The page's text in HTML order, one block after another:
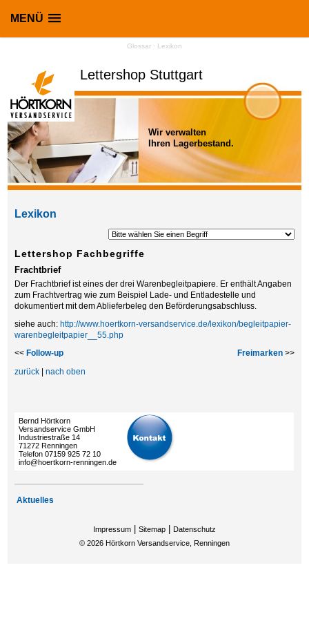
MENÜ
Lettershop Stuttgart
Glossar · Lexikon
Lexikon
Lettershop Fachbegriffe
Frachtbrief
Der Frachtbrief ist eines der drei Warenbegleitpapiere. Er enthält Angaben
zum Frachtvertrag wie zum Beispiel Lade- und Entladestelle und
dokumentiert mit dem Ablieferbeleg den Beförderungsabschluss.
siehe auch:http://www.hoertkorn-versandservice.de/lexikon/begleitpapier-
warenbegleitpapier__55.php
<<Follow-up Freimarken>>
zurück |nach oben
Bernd Hörtkorn
Versandservice GmbH
Industriestraße 14
71272 Renningen
Telefon 07159 925 72 10
info@hoertkorn-renningen.de
Aktuelles
Wir verwalten
Ihren Lagerbestand.
Impressum Sitemap
Datenschutz
© 2026 Hörtkorn Versandservice, Renningen